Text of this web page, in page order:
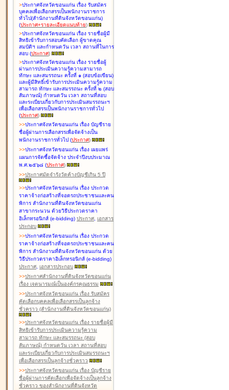
>ประกาศจังหวัดขอนแก่น เรื่อง รับสมัคร
บุคคลเพื่อเลือกสรรเป็นพนักงานราชการ
ทั่วไป(สำนักงานที่ดินจังหวัดขอนแก่น)
(ประกาศ+รายละเอียดแนบท้าย)
>ประกาศจังหวัดขอนแก่น เรื่อง รายชื่อผู้มี
สิทธิเข้ารับการสอบคัดเลือก ผู้ขาดคุณ
สมบัติฯ และกำหนดวัน เวลา สถานที่ในการ
สอบ (ประกาศ)
>ประกาศจังหวัดขอนแก่น เรื่อง รายชื่อผู้
ผ่านการประเมินความรู้ความสามารถ
ทักษะ และสมรรถนะ ครั้งที่ ๑ (สอบข้อเขียน)
และผู้มีสิทธิ์เข้ารับการประเมินความรู้ความ
สามารถ ทักษะ และสมรรถนะ ครั้งที่ ๒ (สอบ
สัมภาษณ์) กำหนดวัน เวลา สถานที่สอบ
และระเบียบเกี่ยวกับการประเมินสมรรถนะฯ
เพื่อเลือกสรรเป็นพนักงานราชการทั่วไป
(ประกาศ)
>>ประกาศจังหวัดขอนแก่น เรื่อง บัญชีราย
ชื่อผู้ผ่านการเลือกสรรเพื่อจัดจ้างเป็น
พนักงานราชการทั่วไป (ประกาศ)
>>ประกาศจังหวัดขอนแก่น เรื่อง เผยแพร่
แผนการจัดซื้อจัดจ้าง ประจำปีงบประมาณ
พ.ศ.๒๕๖๘ (ประกาศ)
>>ประกาศมัดจำรังวัดค้างบัญชีเกิน 5 ปี
>>ประกาศจังหวัดขอนแก่น เรื่อง ประกวด
ราคาจ้างก่อสร้างที่จอดรถประชาชนและคน
พิการ สำนักงานที่ดินจังหวัดขอนแก่น
สาขากระนวน ด้วยวิธีประกวดราคา
อิเล็กทรอนิกส์ (e-bidding) ประกาศ, เอกสาร
ประกอบ
>>ประกาศจังหวัดขอนแก่น เรื่อง ประกวด
ราคาจ้างก่อสร้างที่จอดรถประชาชนและคน
พิการ สำนักงานที่ดินจังหวัดขอนแก่น ด้วย
วิธีประกวดราคาอิเล็กทรอนิกส์ (e-bidding)
ประกาศ, เอกสารประกอบ
>>ประกาศสำนักงานที่ดินจังหวัดขอนแก่น
เรื่อง เจตนารมณ์เป็นองค์กรคุณธรรม
>>ประกาศจังหวัดขอนแก่น เรื่อง รับสมัคร
คัดเลือกบุคคลเพื่อเลือกสรรเป็นลูกจ้าง
ชั่วคราว (สำนักงานที่ดินจังหวัดขอนแก่น)
>>ประกาศจังหวัดขอนแก่น เรื่อง รายชื่อผู้มี
สิทธิเข้ารับการประเมินความรู้ความ
สามารถ ทักษะ และสมรรถนะ (สอบ
สัมภาษณ์) กำหนดวัน เวลา สถานที่สอบ
และระเบียบเกี่ยวกับการประเมินสมรรถนะฯ
เพื่อเลือกสรรเป็นลูกจ้างชั่วคราว
>>ประกาศจังหวัดขอนแก่น เรื่อง บัญชีราย
ชื่อผู้ผ่านการคัดเลือกเพื่อจัดจ้างเป็นลูกจ้าง
ชั่วคราว ของสำนักงานที่ดินจังหวัด